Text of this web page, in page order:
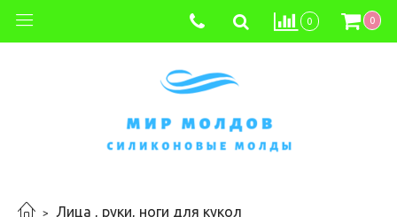
0 0
Лица , руки, ноги для кукол